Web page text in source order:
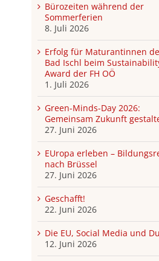
Bürozeiten während der
Sommerferien
8. Juli 2026
Erfolg für Maturantinnen
Bad Ischl beim
Award der FH OÖ
1. Juli 2026
Green-Minds-Day 2026:
Gemeinsam Zukunft
27. Juni 2026
EUropa erleben –
nach Brüssel
27. Juni 2026
Geschafft!
22. Juni 2026
Die EU, Social Media und Du
12. Juni 2026